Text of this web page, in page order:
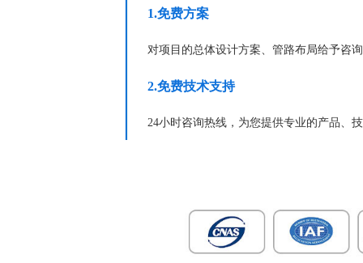
1.免费方案
对项目的总体设计方案、管路布局给予咨
2.免费技术支持
24小时咨询热线，为您提供专业的产品、